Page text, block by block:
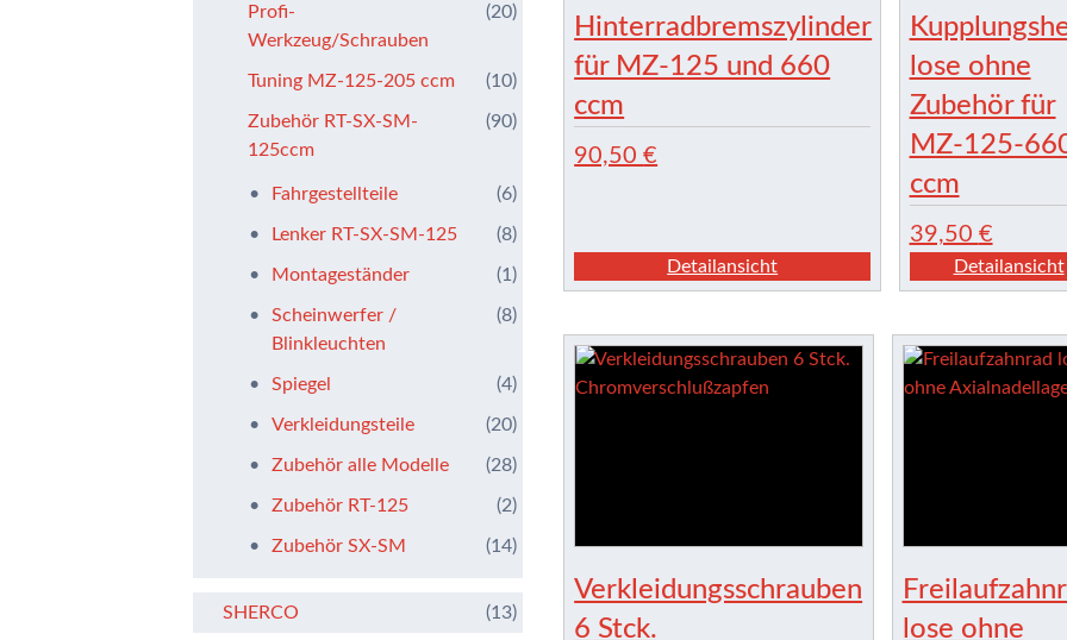
Hinterradbremszylinder
für MZ-125 und 660
ccm
90,50€
Detailansicht
lose ohne
Zubehör für
MZ-125-
ccm
39,50 €
Detailansicht
Verkleidungsschrauben
6 Stck.
lose ohne
Profi-
Werkzeug/Schrauben
(20)
Tuning MZ-125-205 ccm (10)
Zubehör RT-SX-SM-
125ccm
(90)
Fahrgestellteile (6)
Lenker RT-SX-SM-125 (8)
Montageständer (1)
Scheinwerfer /
Blinkleuchten
(8)
Spiegel (4)
Verkleidungsteile (20)
Zubehör alle Modelle (28)
Zubehör RT-125 (2)
Zubehör SX-SM (14)
SHERCO (13)